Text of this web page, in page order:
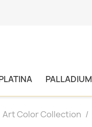
PALLADIUM
Art Color Collection